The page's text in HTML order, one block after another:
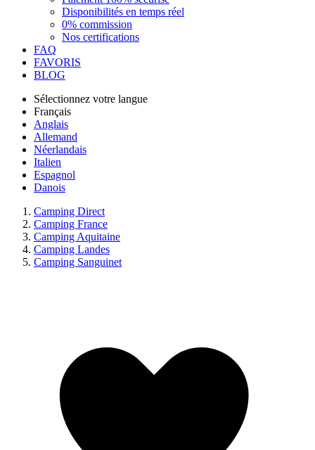
Disponibilités en temps réel
0% commission
Nos certifications
FAQ
FAVORIS
BLOG
Sélectionnez votre langue
Français
Anglais
Allemand
Néerlandais
Italien
Espagnol
Danois
Camping Direct
Camping France
Camping Aquitaine
Camping Landes
Camping Sanguinet